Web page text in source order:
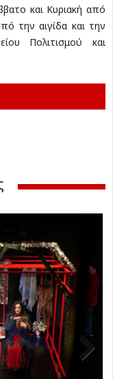
και Κυριακή από
την αιγίδα και την
Πολιτισμού και